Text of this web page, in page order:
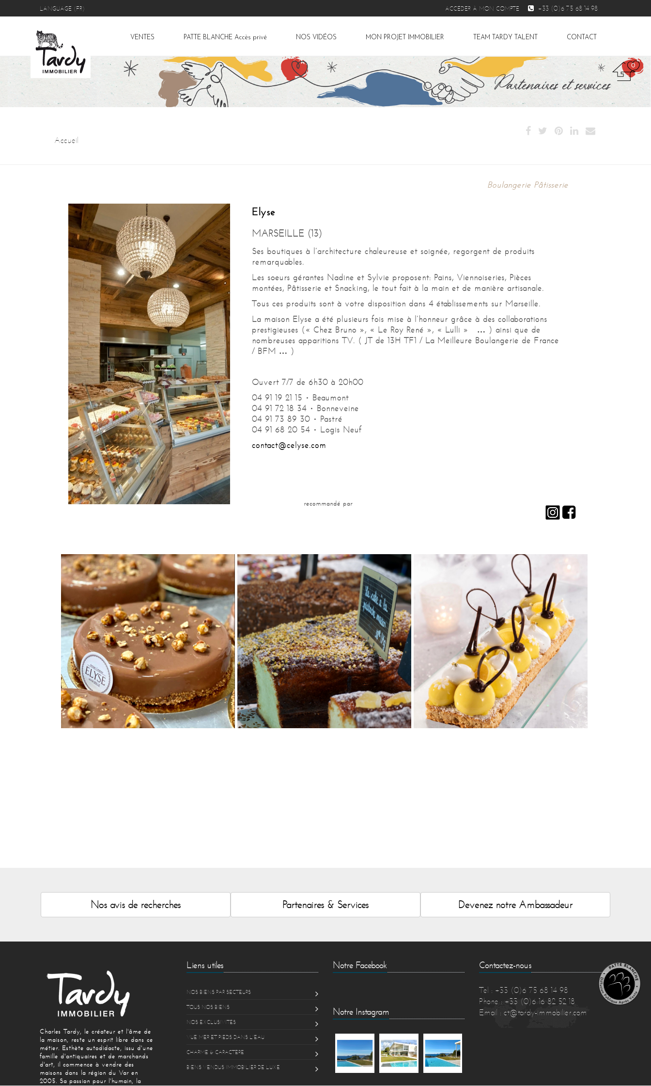
0
LANGUAGE (FR) ACCÉDER À MON COMPTE +33 (0)6 75 68 14 98
VENTES PATTE BLANCHE Accès privé NOS VIDÉOS MON PROJET IMMOBILIER TEAM TARDY TALENT CONTACT
Accueil
Boulangerie Pâtisserie
Elyse
MARSEILLE (13)
Ses boutiques à l’architecture chaleureuse et soignée, regorgent de produits
remarquables.
Les soeurs gérantes Nadine et Sylvie proposent: Pains, Viennoiseries, Pièces
montées, Pâtisserie et Snacking, le tout fait à la main et de manière artisanale.
Tous ces produits sont à votre disposition dans 4 établissements sur Marseille.
La maison Elyse a été plusieurs fois mise à l’honneur grâce à des collaborations
prestigieuses (« Chez Bruno », « Le Roy René », « Lulli » … ) ainsi que de
nombreuses apparitions TV. ( JT de 13H TF1 / La Meilleure Boulangerie de France
/ BFM … )
Ouvert 7/7 de 6h30 à 20h00
04 91 19 21 15 • Beaumont
04 91 72 18 34 • Bonneveine
04 91 73 89 30 • Pastré
04 91 68 20 54 • Logis Neuf
contact@celyse.com
recommandé par
Nos avis de recherches Partenaires & Services Devenez notre Ambassadeur
Charles Tardy, le créateur et l'âme de
la maison, reste un esprit libre dans ce
métier. Esthète autodidacte, issu d'une
famille d'antiquaires et de marchands
d'art, il commence à vendre des
maisons dans la région du Var en
2005. Sa passion pour l'humain, la
Liens utiles
NOS BIENS PAR SECTEURS
TOUS NOS BIENS
NOS EXCLUSIVITÉS
VUE MER ET PIEDS DANS L'EAU
CHARME & CARACTÈRE
BIENS VENDUS IMMOBILIER DE LUXE
Notre Facebook
Notre Instagram
Contactez-nous
Tel : +33 (0)6 75 68 14 98
Phone : +33 (0)6 16 82 52 18
Email :ct@tardy-immobilier.com